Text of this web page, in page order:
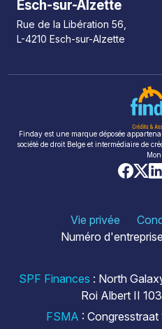
Esch-sur-Alzette
Rue de la Libération 56,
L-4210 Esch-sur-Alzette
Finday est une marque déposée
société de droit Belge et intermédiaire de
Vie privée
Numéro
SPF Finances : North
Roi Albert II
FSMA :